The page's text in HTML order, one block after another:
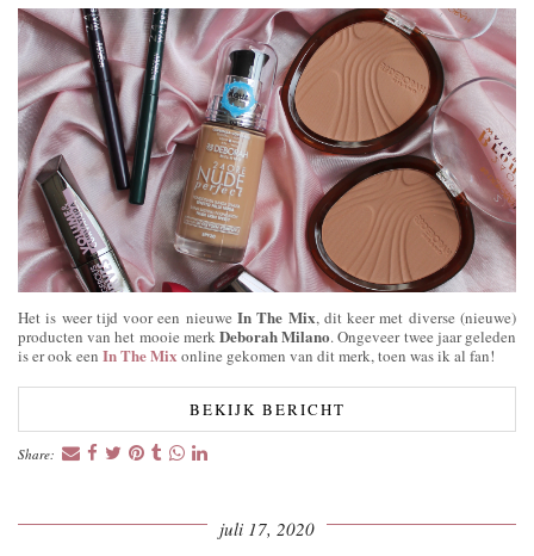
Het is weer tijd voor een nieuwe In The Mix, dit keer met diverse (nieuwe)
producten van het mooie merkDeborah Milano. Ongeveer twee jaar geleden
is er ook een In The Mix online gekomen van dit merk, toen was ik al fan!
BEKIJK BERICHT
Share:
juli 17, 2020